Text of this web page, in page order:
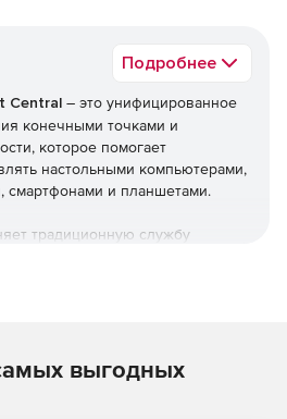
Подробнее
Central – это унифицированное
конечными точками и
которое помогает
настольными компьютерами,
смартфонами и планшетами.
традиционную службу
ОС. Кроме того,решение
и лицензиями на ПО,
использования ПО, управлять
выгодных